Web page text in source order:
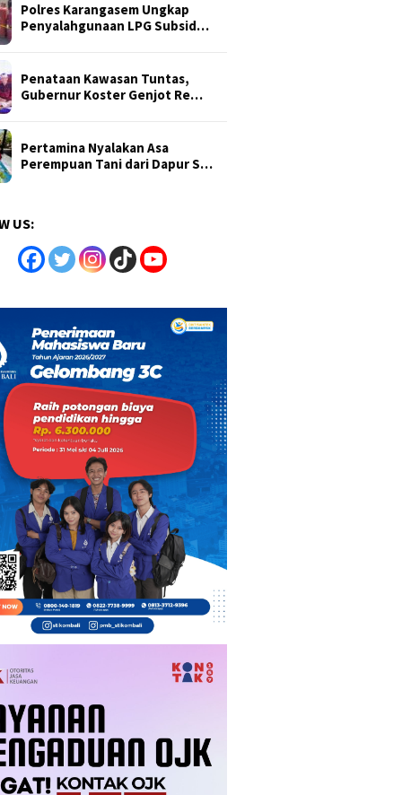
Polres Karangasem Ungkap
Penyalahgunaan LPG Subsid…
Penataan Kawasan Tuntas,
Gubernur Koster Genjot Re…
Pertamina Nyalakan Asa
Perempuan Tani dari Dapur S…
US: